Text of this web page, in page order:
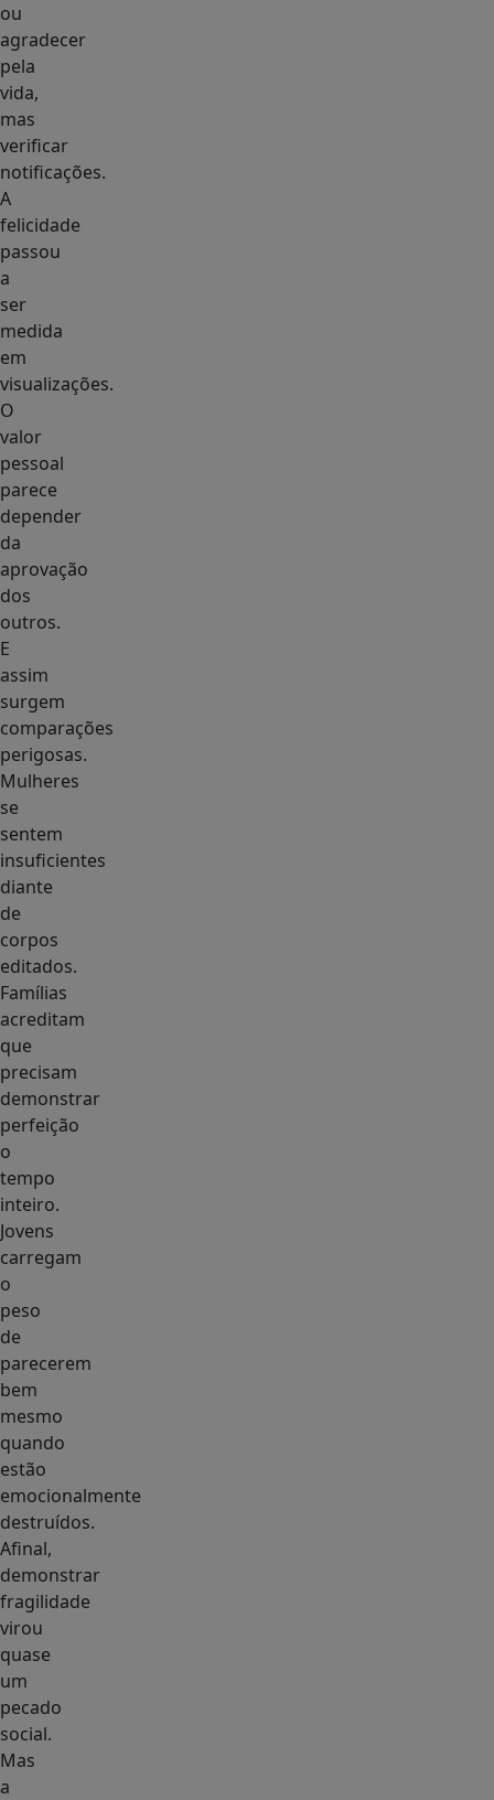
ou
agradecer
pela
vida,
mas
verificar
notificações.
A
felicidade
passou
a
ser
medida
em
visualizações.
O
valor
pessoal
parece
depender
da
aprovação
dos
outros.
E
assim
surgem
comparações
perigosas.
Mulheres
se
sentem
insuficientes
diante
de
corpos
editados.
Famílias
acreditam
que
precisam
demonstrar
perfeição
o
tempo
inteiro.
Jovens
carregam
o
peso
de
parecerem
bem
mesmo
quando
estão
emocionalmente
destruídos.
Afinal,
demonstrar
fragilidade
virou
quase
um
pecado
social.
Mas
a